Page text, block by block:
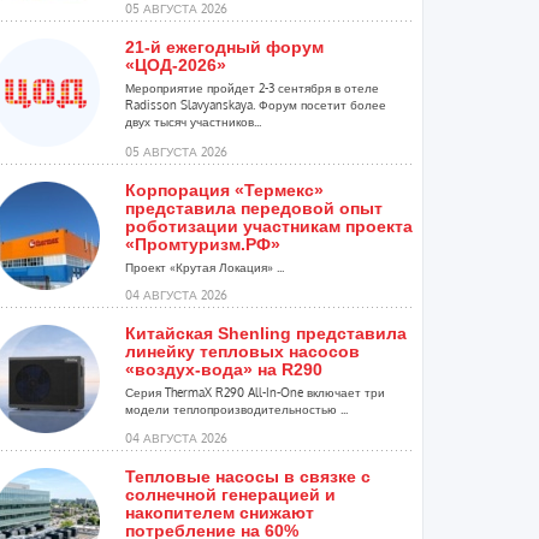
05 АВГУСТА 2026
21-й ежегодный форум
«ЦОД-2026»
Мероприятие пройдет 2-3 сентября в отеле
Radisson Slavyanskaya. Форум посетит более
двух тысяч участников...
05 АВГУСТА 2026
Корпорация «Термекс»
представила передовой опыт
роботизации участникам проекта
«Промтуризм.РФ»
Проект «Крутая Локация» ...
04 АВГУСТА 2026
Китайская Shenling представила
линейку тепловых насосов
«воздух-вода» на R290
Серия ThermaX R290 All-In-One включает три
модели теплопроизводительностью ...
04 АВГУСТА 2026
Тепловые насосы в связке с
солнечной генерацией и
накопителем снижают
потребление на 60%